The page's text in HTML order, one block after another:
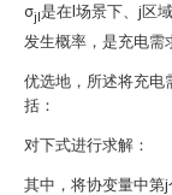
σjl是在l场景下、j区
发生概率， 是充电需
优选地，所述将充电
括：
对下式进行求解：
其中，将协变量中第